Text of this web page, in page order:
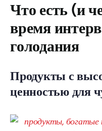
Что есть (и
время
голодания
Продукты с
ценностью для